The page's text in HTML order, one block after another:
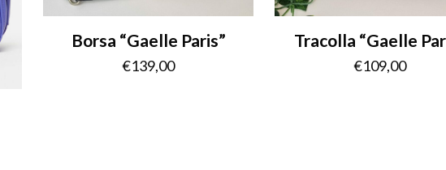
Borsa “Gaelle Paris”
€139,00
Tracolla “Gaelle
€109,00